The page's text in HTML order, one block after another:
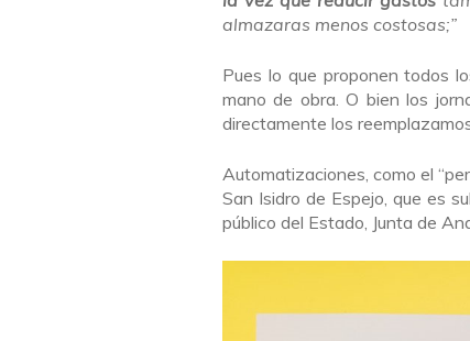
almazaras menos costosas;”
Pues lo que proponen todos
mano de obra. O bien los
directamente los
Automatizaciones, como el
San Isidro de Espejo, que es
público del Estado, Junta de